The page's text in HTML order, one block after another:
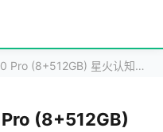
型 学生平板小学到高中 全龄段智能护眼家教机 13.3英寸
(8+512GB)